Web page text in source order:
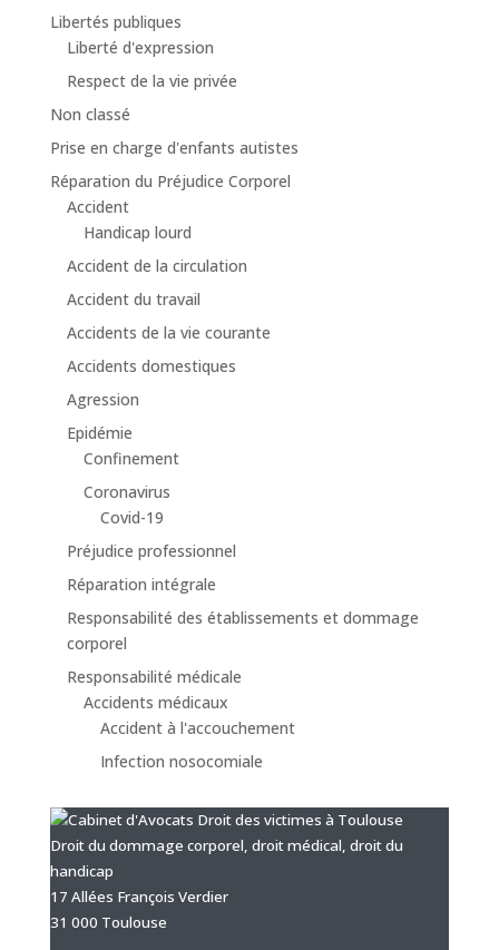
Libertés publiques
Liberté d'expression
Respect de la vie privée
Non classé
Prise en charge d'enfants autistes
Réparation du Préjudice Corporel
Accident
Handicap lourd
Accident de la circulation
Accident du travail
Accidents de la vie courante
Accidents domestiques
Agression
Epidémie
Confinement
Coronavirus
Covid-19
Préjudice professionnel
Réparation intégrale
Responsabilité des établissements et dommage
corporel
Responsabilité médicale
Accidents médicaux
Accident à l'accouchement
Infection nosocomiale
Droit du dommage corporel, droit médical, droit du
handicap
17 Allées François Verdier
31 000 Toulouse